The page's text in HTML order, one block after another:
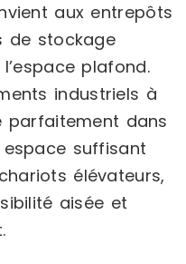
aux entrepôts
de stockage
plafond.
industriels à
parfaitement dans
espace suffisant
élévateurs,
aisée et